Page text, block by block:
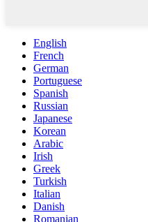
English
French
German
Portuguese
Spanish
Russian
Japanese
Korean
Arabic
Irish
Greek
Turkish
Italian
Danish
Romanian